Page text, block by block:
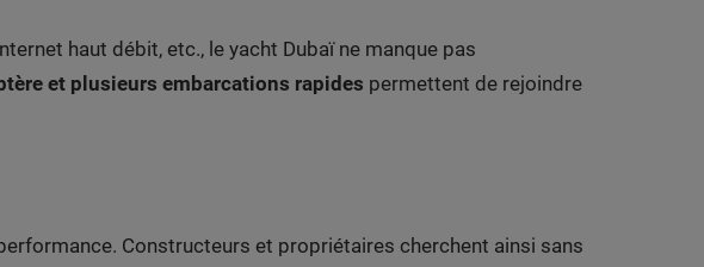
haut débit, etc., le yacht Dubaï ne manque pas
et plusieurs embarcations rapides permettent de rejoindre
Constructeurs et propriétaires cherchent ainsi sans